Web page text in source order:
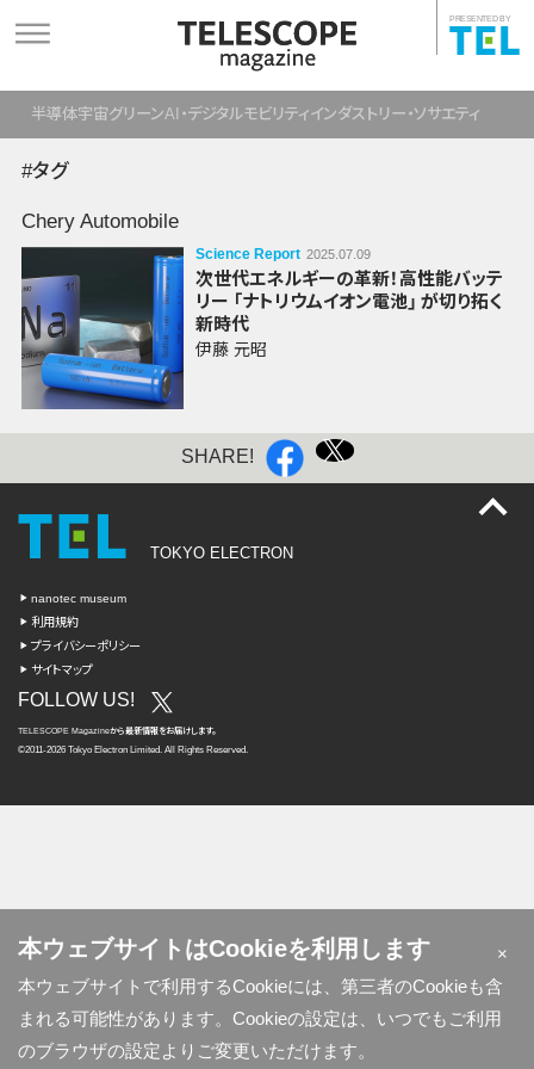
本ウェブサイトはCookieを利用します
×
本ウェブサイトで利用するCookieには、第三者のCookieも含
まれる可能性があります。Cookieの設定は、いつでもご利用
のブラウザの設定よりご変更いただけます。
PRESENTED BY
半導体宇宙グリーンAI・デジタルモビリティインダストリー・ソサエティ
#タグ
Chery Automobile
Science Report 2025.07.09
次世代エネルギーの革新！高性能バッテ
リー 「ナトリウムイオン電池」 が切り拓く
新時代
伊藤 元昭
SHARE!
TOKYO ELECTRON
nanotec museum
利用規約
プライバシーポリシー
サイトマップ
FOLLOW US!
TELESCOPE Magazineから最新情報をお届けします。
©2011-2026 Tokyo Electron Limited. All Rights Reserved.